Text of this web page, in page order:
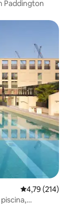
Paddington
4,79 de uma
4,79 (214)